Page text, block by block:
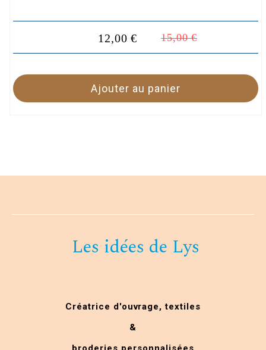
12,00 € 15,00€
Ajouter au panier
Les idées de Lys
Créatrice d'ouvrage, textiles
&